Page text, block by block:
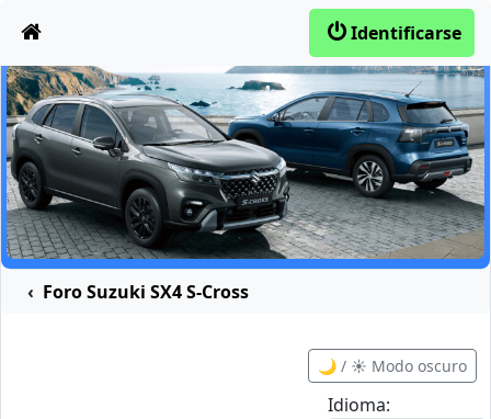
Identificarse
Foro Suzuki SX4 S-Cross
🌙 / ☀️ Modo oscuro
Idioma: